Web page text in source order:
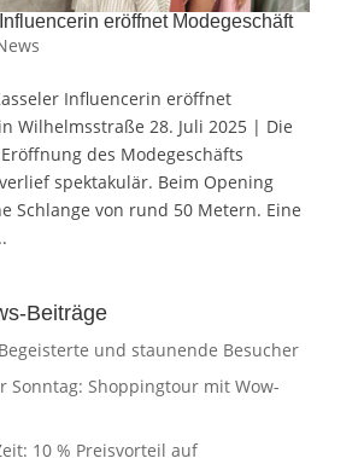
eröffnet Modegeschäft
Influencerin eröffnet
Wilhelmsstraße 28. Juli 2025 | Die
des Modegeschäfts
spektakulär. Beim Opening
Schlange von rund 50 Metern. Eine
Beiträge
und staunende Besucher
Sonntag: Shoppingtour mit Wow-
10 % Preisvorteil auf